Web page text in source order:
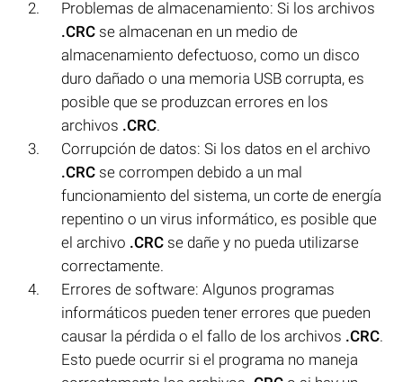
Problemas de almacenamiento: Si los archivos
.CRC se almacenan en un medio de
almacenamiento defectuoso, como un disco
duro dañado o una memoria USB corrupta, es
posible que se produzcan errores en los
archivos .CRC.
Corrupción de datos: Si los datos en el archivo
.CRC se corrompen debido a un mal
funcionamiento del sistema, un corte de energía
repentino o un virus informático, es posible que
el archivo .CRC se dañe y no pueda utilizarse
correctamente.
Errores de software: Algunos programas
informáticos pueden tener errores que pueden
causar la pérdida o el fallo de los archivos .CRC.
Esto puede ocurrir si el programa no maneja